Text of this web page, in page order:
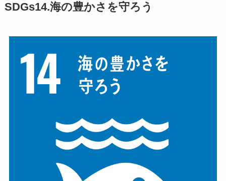
SDGs14.海の豊かさを守ろう